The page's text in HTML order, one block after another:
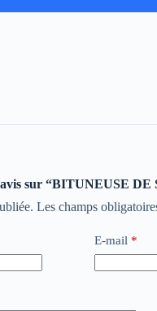
avis sur “BITUNEUSE
Les champs
E-mail*